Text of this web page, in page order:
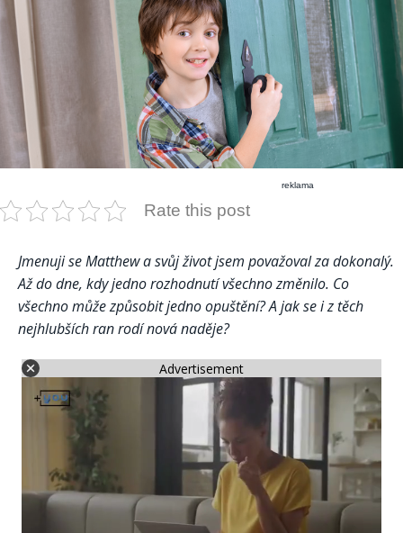
reklama
Rate this post
Jmenuji se Matthew a svůj život jsem považoval za dokonalý.
Až do dne, kdy jedno rozhodnutí všechno změnilo. Co
všechno může způsobit jedno opuštění? A jak se i z těch
nejhlubších ran rodí nová naděje?
Advertisement